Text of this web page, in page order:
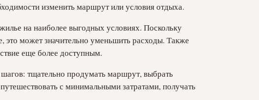
изменить маршрут или условия отдыха.
на наиболее выгодных условиях. Поскольку
это может значительно уменьшить расходы. Также
еще более доступным.
тщательно продумать маршрут, выбрать
с минимальными затратами, получать